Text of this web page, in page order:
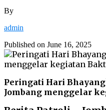
By
admin
Published on June 16, 2025
Peringati Hari
Jombang menggelar